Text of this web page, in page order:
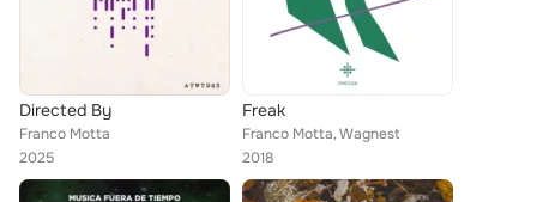
Directed By
Franco Motta
2025
Freak
Franco Motta, Wagnest
2018